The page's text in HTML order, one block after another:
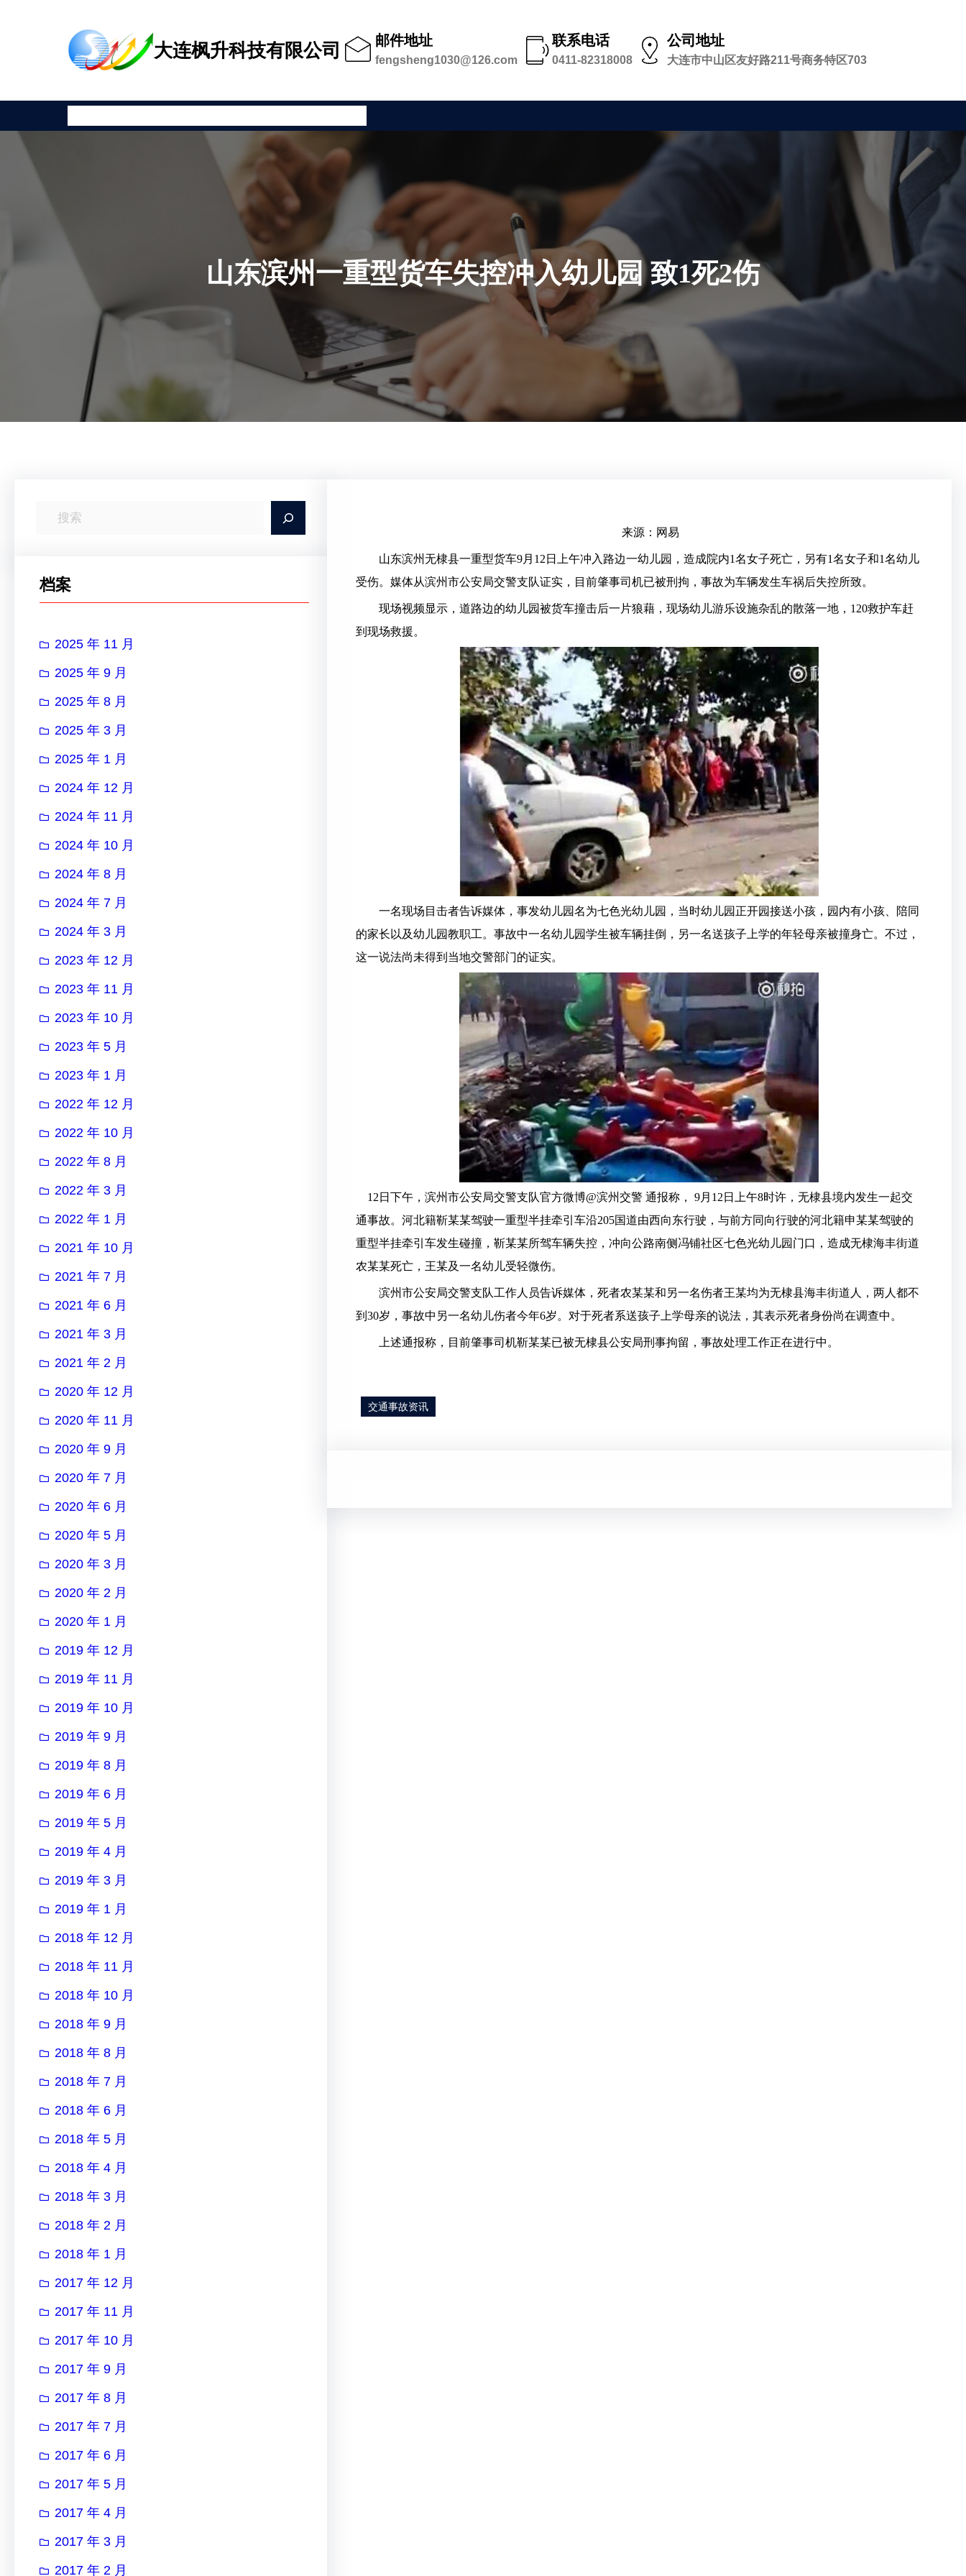
大连枫升科技有限公司 邮件地址
fengsheng1030@126.com
联系电话
0411-82318008
公司地址
大连市中山区友好路211号商务特区703
山东滨州一重型货车失控冲入幼儿园 致1死2伤
档案
2025 年 11 月
2025 年 9 月
2025 年 8 月
2025 年 3 月
2025 年 1 月
2024 年 12 月
2024 年 11 月
2024 年 10 月
2024 年 8 月
2024 年 7 月
2024 年 3 月
2023 年 12 月
2023 年 11 月
2023 年 10 月
2023 年 5 月
2023 年 1 月
2022 年 12 月
2022 年 10 月
2022 年 8 月
2022 年 3 月
2022 年 1 月
2021 年 10 月
2021 年 7 月
2021 年 6 月
2021 年 3 月
2021 年 2 月
2020 年 12 月
2020 年 11 月
2020 年 9 月
2020 年 7 月
2020 年 6 月
2020 年 5 月
2020 年 3 月
2020 年 2 月
2020 年 1 月
2019 年 12 月
2019 年 11 月
2019 年 10 月
2019 年 9 月
2019 年 8 月
2019 年 6 月
2019 年 5 月
2019 年 4 月
2019 年 3 月
2019 年 1 月
2018 年 12 月
2018 年 11 月
2018 年 10 月
2018 年 9 月
2018 年 8 月
2018 年 7 月
2018 年 6 月
2018 年 5 月
2018 年 4 月
2018 年 3 月
2018 年 2 月
2018 年 1 月
2017 年 12 月
2017 年 11 月
2017 年 10 月
2017 年 9 月
2017 年 8 月
2017 年 7 月
2017 年 6 月
2017 年 5 月
2017 年 4 月
2017 年 3 月
2017 年 2 月
来源：网易
山东滨州无棣县一重型货车9月12日上午冲入路边一幼儿园，造成院内1名女子死亡，另有1名女子和1名幼儿
受伤。媒体从滨州市公安局交警支队证实，目前肇事司机已被刑拘，事故为车辆发生车祸后失控所致。
现场视频显示，道路边的幼儿园被货车撞击后一片狼藉，现场幼儿游乐设施杂乱的散落一地，120救护车赶
到现场救援。
一名现场目击者告诉媒体，事发幼儿园名为七色光幼儿园，当时幼儿园正开园接送小孩，园内有小孩、陪同
的家长以及幼儿园教职工。事故中一名幼儿园学生被车辆挂倒，另一名送孩子上学的年轻母亲被撞身亡。不过，
这一说法尚未得到当地交警部门的证实。
12日下午，滨州市公安局交警支队官方微博@滨州交警 通报称， 9月12日上午8时许，无棣县境内发生一起交
通事故。河北籍靳某某驾驶一重型半挂牵引车沿205国道由西向东行驶，与前方同向行驶的河北籍申某某驾驶的
重型半挂牵引车发生碰撞，靳某某所驾车辆失控，冲向公路南侧冯铺社区七色光幼儿园门口，造成无棣海丰街道
农某某死亡，王某及一名幼儿受轻微伤。
滨州市公安局交警支队工作人员告诉媒体，死者农某某和另一名伤者王某均为无棣县海丰街道人，两人都不
到30岁，事故中另一名幼儿伤者今年6岁。对于死者系送孩子上学母亲的说法，其表示死者身份尚在调查中。
上述通报称，目前肇事司机靳某某已被无棣县公安局刑事拘留，事故处理工作正在进行中。
交通事故资讯